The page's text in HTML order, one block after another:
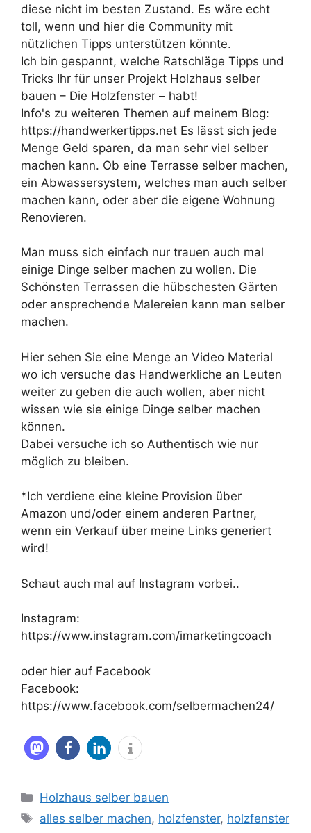
diese nicht im besten Zustand. Es wäre echt
toll, wenn und hier die Community mit
nützlichen Tipps unterstützen könnte.
Ich bin gespannt, welche Ratschläge Tipps und
Tricks Ihr für unser Projekt Holzhaus selber
bauen – Die Holzfenster – habt!
Info's zu weiteren Themen auf meinem Blog:
https://handwerkertipps.net Es lässt sich jede
Menge Geld sparen, da man sehr viel selber
machen kann. Ob eine Terrasse selber machen,
ein Abwassersystem, welches man auch selber
machen kann, oder aber die eigene Wohnung
Renovieren.
Man muss sich einfach nur trauen auch mal
einige Dinge selber machen zu wollen. Die
Schönsten Terrassen die hübschesten Gärten
oder ansprechende Malereien kann man selber
machen.
Hier sehen Sie eine Menge an Video Material
wo ich versuche das Handwerkliche an Leuten
weiter zu geben die auch wollen, aber nicht
wissen wie sie einige Dinge selber machen
können.
Dabei versuche ich so Authentisch wie nur
möglich zu bleiben.
*Ich verdiene eine kleine Provision über
Amazon und/oder einem anderen Partner,
wenn ein Verkauf über meine Links generiert
wird!
Schaut auch mal auf Instagram vorbei..
Instagram:
https://www.instagram.com/imarketingcoach
oder hier auf Facebook
Facebook:
https://www.facebook.com/selbermachen24/
Kategorien
Holzhaus selber bauen
Schlagwörter
alles selber machen, holzfenster, holzfenster